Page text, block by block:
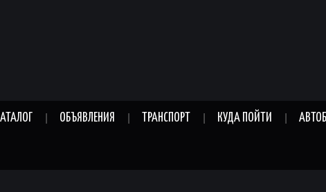
ОБЪЯВЛЕНИЯ ТРАНСПОРТ КУДА ПОЙТИ